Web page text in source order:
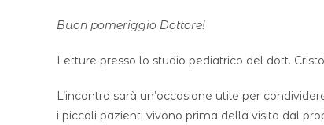
Buon pomeriggio Dottore!
Letture presso lo studio pediatrico del dott.
L’incontro sarà un’occasione utile per
i piccoli pazienti vivono prima della visita dal